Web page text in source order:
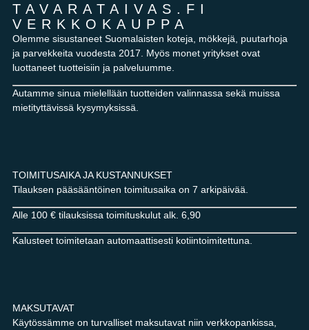
TAVARATAIVAS.FI
VERKKOKAUPPA
Olemme sisustaneet Suomalaisten koteja, mökkejä, puutarhoja
ja parvekkeita vuodesta 2017. Myös monet yritykset ovat
luottaneet tuotteisiin ja palveluumme.
Autamme sinua mielellään tuotteiden valinnassa sekä muissa
mietityttävissä kysymyksissä.
TOIMITUSAIKA JA KUSTANNUKSET
Tilauksen pääsääntöinen toimitusaika on 7 arkipäivää.
Alle 100 € tilauksissa toimituskulut alk. 6,90
Kalusteet toimitetaan automaattisesti kotiintoimitettuna.
MAKSUTAVAT
Käytössämme on turvalliset maksutavat niin verkkopankissa,